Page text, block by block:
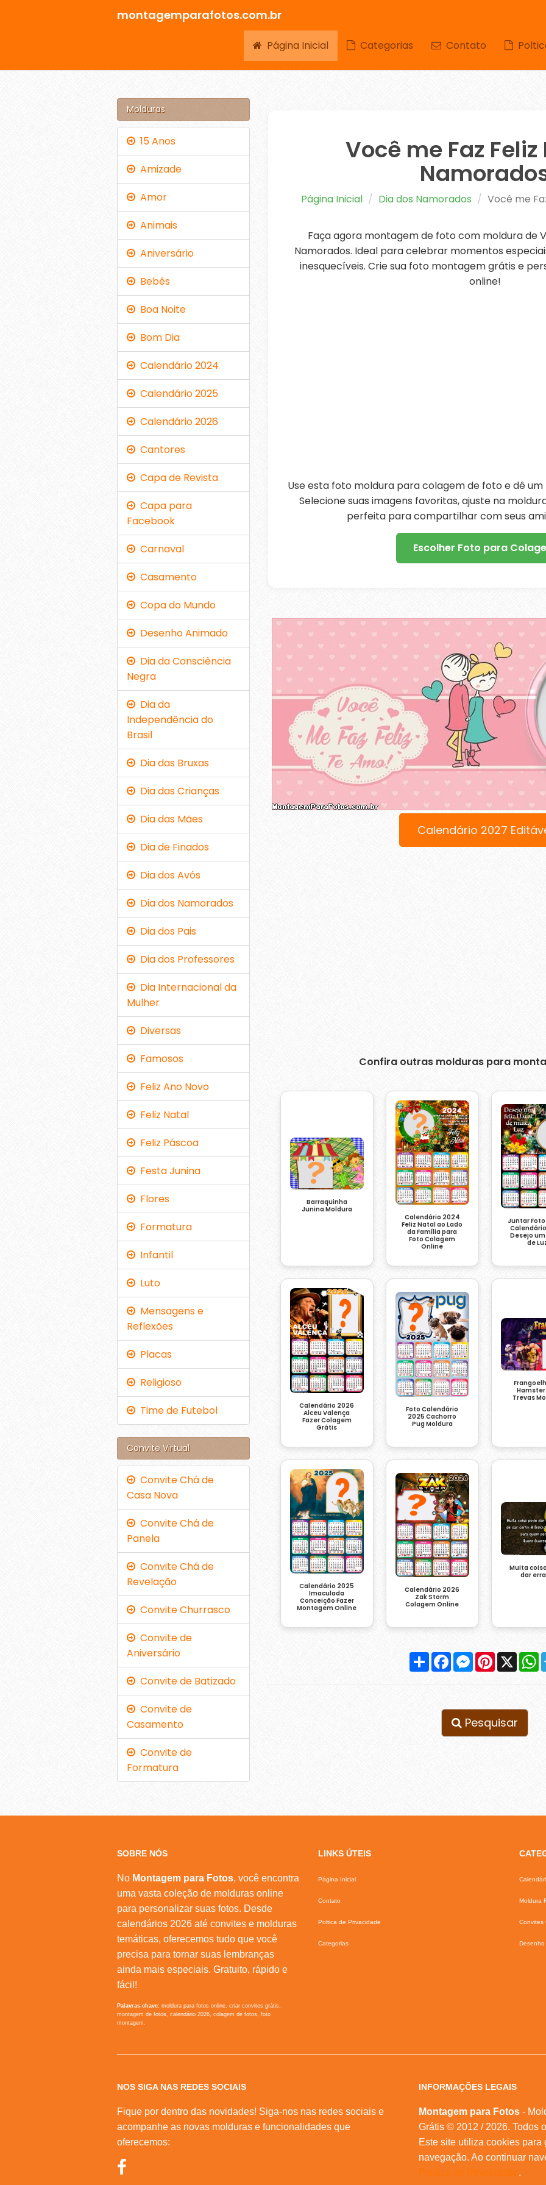
montagemparafotos.com.br
Página Inicial Categorias Contato
Você me Faz
Página Inicial Dia dos Namorados Você me
Faça agora montagem de foto com moldura de
Namorados. Ideal para celebrar momentos
inesquecíveis. Crie sua foto montagem grátis e
online!
Use esta foto moldura para colagem de foto e dê um
Selecione suas imagens favoritas, ajuste na
perfeita para compartilhar com seus
Escolher Foto para
Calendário 2027
Confira outras molduras para
Barraquinha
Junina Moldura
Calendário 2024
Feliz Natal ao Lado
da Família para
Foto Colagem
Online
Juntar
Desejo
de
Calendário 2026
Alceu Valença
Fazer Colagem
Grátis
Foto Calendário
2025 Cachorro
Pug Moldura
Trevas
Calendário 2025
Imaculada
Conceição Fazer
Montagem Online
Calendário 2026
Zak Storm
Colagem Online
Muita
dar
Compartilhar
FacebookMessenger
Pinterest
X
Pesquisar
Molduras
15 Anos
Amizade
Amor
Animais
Aniversário
Bebês
Boa Noite
Bom Dia
Calendário 2024
Calendário 2025
Calendário 2026
Cantores
Capa de Revista
Capa para
Facebook
Carnaval
Casamento
Copa do Mundo
Desenho Animado
Dia da Consciência
Negra
Dia da
Independência do
Brasil
Dia das Bruxas
Dia das Crianças
Dia das Mães
Dia de Finados
Dia dos Avós
Dia dos Namorados
Dia dos Pais
Dia dos Professores
Dia Internacional da
Mulher
Diversas
Famosos
Feliz Ano Novo
Feliz Natal
Feliz Páscoa
Festa Junina
Flores
Formatura
Infantil
Luto
Mensagens e
Reflexões
Placas
Religioso
Time de Futebol
Convite Virtual
Convite Chá de
Casa Nova
Convite Chá de
Panela
Convite Chá de
Revelação
Convite Churrasco
Convite de
Aniversário
Convite de Batizado
Convite de
Casamento
Convite de
Formatura
SOBRE NÓS
No Montagem para Fotos, você encontra
uma vasta coleção de molduras online
para personalizar suas fotos. Desde
calendários 2026 até convites e molduras
temáticas, oferecemos tudo que você
precisa para tornar suas lembranças
ainda mais especiais. Gratuito, rápido e
fácil!
Palavras-chave: moldura para fotos online, criar convites grátis,
montagem de fotos, calendário 2026, colagem de fotos, foto
montagem.
LINKS ÚTEIS
Página Inicial
Contato
Poltica de Privacidade
Categorias
Moldura
Convites
Desenho
NOS SIGA NAS REDES SOCIAIS
Fique por dentro das novidades! Siga-nos nas redes sociais e
acompanhe as novas molduras e funcionalidades que
oferecemos:
INFORMAÇÕES LEGAIS
Montagem para Fotos -
Grátis © 2012 / 2026. Todos
Este site utiliza cookies
navegação. Ao continuar
Política de Privacidade.